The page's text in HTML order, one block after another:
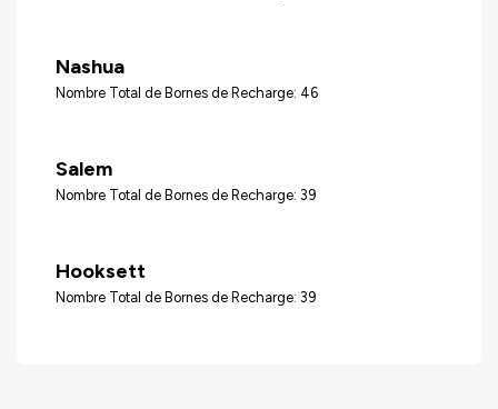
Nashua
Nombre Total de Bornes de Recharge: 46
Salem
Nombre Total de Bornes de Recharge: 39
Hooksett
Nombre Total de Bornes de Recharge: 39